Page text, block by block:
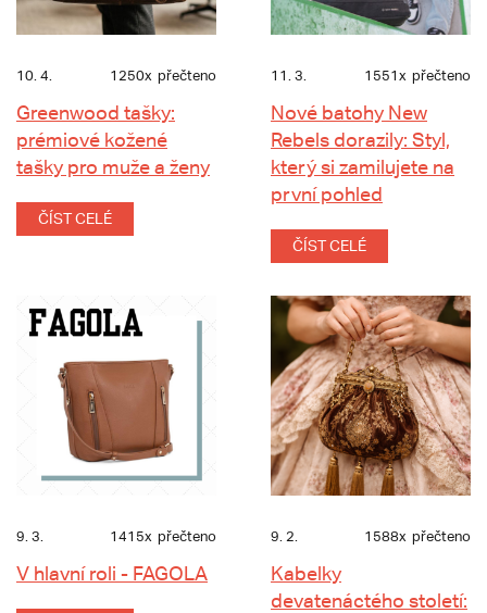
10. 4. 1250x přečteno
Greenwood tašky:
prémiové kožené
tašky pro muže a ženy
ČÍST CELÉ
11. 3. 1551x přečteno
Nové batohy New
Rebels dorazily: Styl,
který si zamilujete na
první pohled
ČÍST CELÉ
9. 3. 1415x přečteno
V hlavní roli - FAGOLA
9. 2. 1588x přečteno
Kabelky
devatenáctého století: